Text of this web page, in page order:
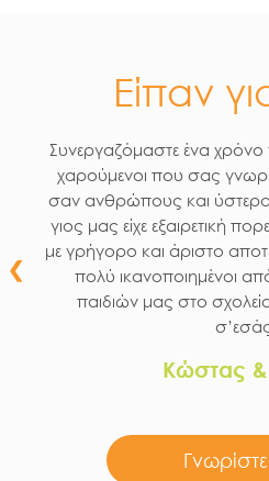
Είπαν
Συνεργαζόμαστε ένα χρόνο
χαρούμενοι που σας
σαν ανθρώπους και
γιος μας είχε εξαιρετική
με γρήγορο και άριστο
πολύ ικανοποιημένοι
παιδιών μας στο
Κώστας